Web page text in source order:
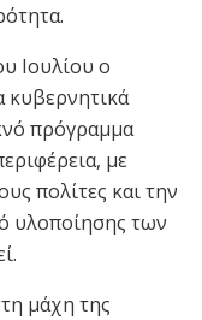
Ιουλίου ο
κυβερνητικά
πρόγραμμα
με
πολίτες και την
υλοποίησης των
μάχη της